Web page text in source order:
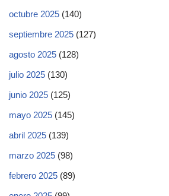
octubre 2025 (140)
septiembre 2025 (127)
agosto 2025 (128)
julio 2025 (130)
junio 2025 (125)
mayo 2025 (145)
abril 2025 (139)
marzo 2025 (98)
febrero 2025 (89)